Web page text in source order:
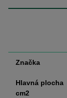
Značka
Hlavná plocha
cm2